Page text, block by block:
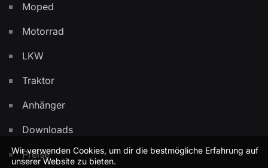
Moped
Motorrad
LKW
Traktor
Anhänger
Downloads
Preise
Wir verwenden Cookies, um dir die bestmögliche Erfahrung auf
unserer Website zu bieten.